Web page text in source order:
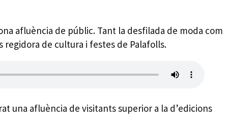
afluència de públic. Tant la desfilada de moda com
regidora de cultura i festes de Palafolls.
una afluència de visitants superior a la d’edicions